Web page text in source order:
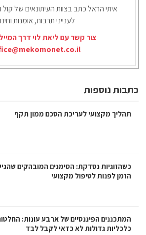
איתי הראל כתב בצוות העיתונאים של
לענייני תרבות, אומנות
צור קשר עם ליאת לוי דרך
כתבות נוספות
תהליך מקצועי לעריכת הסכם ממון תקף
כשהזוגיות נסדקת: הסימנים המובהקים
הזמן לפנות לטיפול מקצועי
המתכננים הפיננסיים של ארבע עונות:
כלכליות גדולות לא כדאי לקבל לבד